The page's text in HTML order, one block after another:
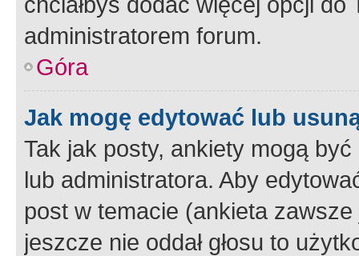
administratorem forum.
Góra
Jak mogę edytować lub
Tak jak posty, ankiety mogą
lub administratora. Aby
post w temacie (ankieta
jeszcze nie oddał głosu to